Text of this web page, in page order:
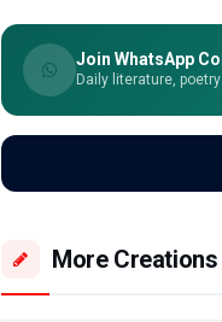
Join WhatsApp
Daily literature,
More Creations